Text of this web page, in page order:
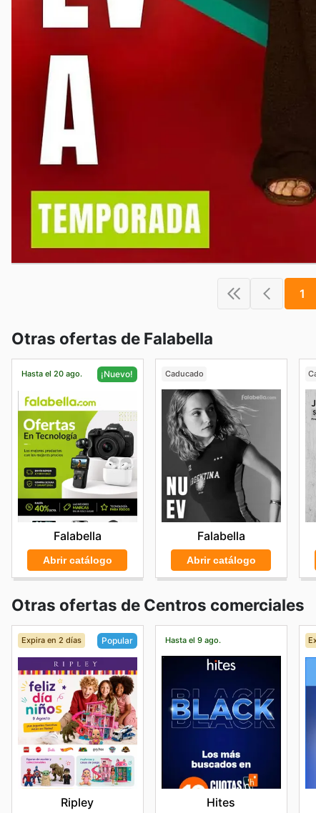
1
Otras ofertas de Falabella
Hasta el 20 ago. ¡Nuevo!
Falabella
Abrir catálogo
Caducado
Falabella
Abrir catálogo
Otras ofertas de Centros comerciales
Expira en 2 días Popular
Ripley
Hasta el 9 ago.
Hites